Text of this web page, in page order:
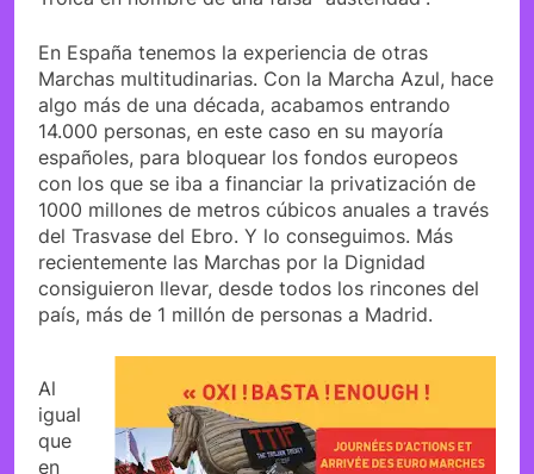
En España tenemos la experiencia de otras
Marchas multitudinarias. Con la Marcha Azul, hace
algo más de una década, acabamos entrando
14.000 personas, en este caso en su mayoría
españoles, para bloquear los fondos europeos
con los que se iba a financiar la privatización de
1000 millones de metros cúbicos anuales a través
del Trasvase del Ebro. Y lo conseguimos. Más
recientemente las Marchas por la Dignidad
consiguieron llevar, desde todos los rincones del
país, más de 1 millón de personas a Madrid.
Al
igual
que
en